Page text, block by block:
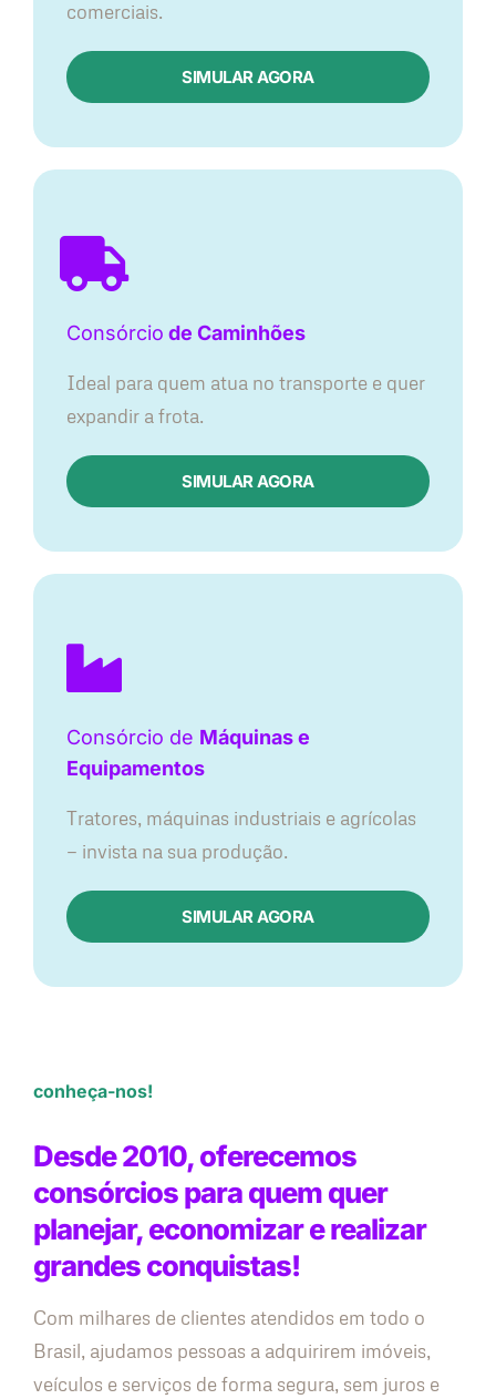
comerciais.
SIMULAR AGORA
Consórcio de Caminhões
Ideal para quem atua no transporte e quer
expandir a frota.
SIMULAR AGORA
Consórcio de Máquinas e
Equipamentos
Tratores, máquinas industriais e agrícolas
— invista na sua produção.
SIMULAR AGORA
conheça-nos!
Desde 2010, oferecemos
consórcios para quem quer
planejar, economizar e realizar
grandes conquistas!
Com milhares de clientes atendidos em todo o
Brasil, ajudamos pessoas a adquirirem imóveis,
veículos e serviços de forma segura, sem juros e